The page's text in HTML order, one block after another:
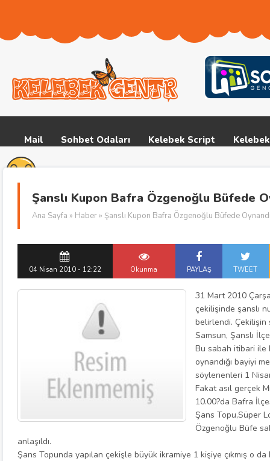
Mail Sohbet Odaları Kelebek Script
Şanslı Kupon Bafra Özgenoğlu Büfede
Ana Sayfa » Haber » Şanslı Kupon Bafra Özgenoğlu Büfede
04 Nisan 2010 - 12:22 Okunma PAYLAŞ TWEET
31 Mart 2010
çekilişinde şanslı
belirlendi. Çekilişin
Samsun, Şanslı
Bu sabah itibari ile
oynandığı bayiyi
söylenenleri 1
Fakat asıl gerçek
10.00?da Bafra
Şans Topu,Süper
Özgenoğlu Büfe
anlaşıldı.
Şans Topunda yapılan çekişle büyük ikramiye 1 kişiye çıkmış o